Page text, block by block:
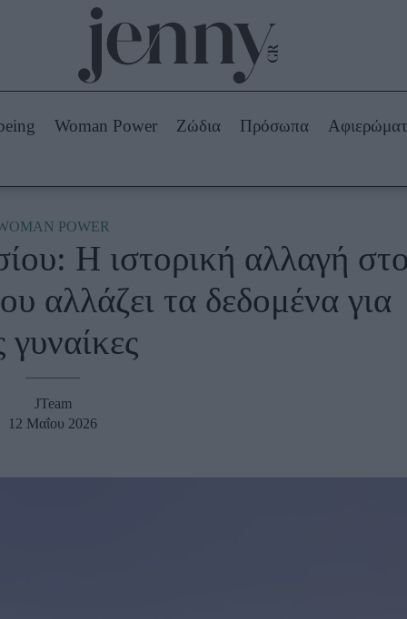
Beauty -
Ομορφιά
Skincare
Μακιγιάζ
Ζώδια
Woman Power Ζώδια Πρόσωπα
POWER
Η ιστορική αλλαγή
αλλάζει τα δεδομένα για
γυναίκες
JTeam
12 Μαΐου 2026